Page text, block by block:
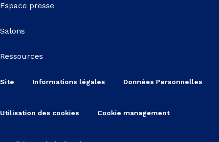
Espace presse
Salons
Ressources
Site Informations légales Données Personnelles
Utilisation des cookies Cookie management